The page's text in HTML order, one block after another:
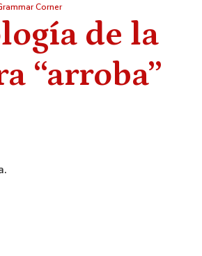
Corner
de la
“arroba”